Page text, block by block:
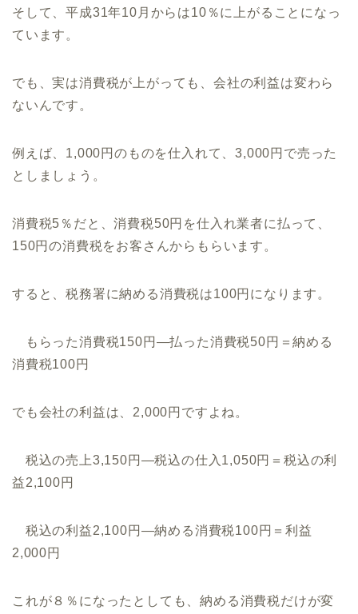
そして、平成31年10月からは10％に上がることになっ
ています。
でも、実は消費税が上がっても、会社の利益は変わら
ないんです。
例えば、1,000円のものを仕入れて、3,000円で売った
としましょう。
消費税5％だと、消費税50円を仕入れ業者に払って、
150円の消費税をお客さんからもらいます。
すると、税務署に納める消費税は100円になります。
もらった消費税150円―払った消費税50円＝納める
消費税100円
でも会社の利益は、2,000円ですよね。
税込の売上3,150円―税込の仕入1,050円＝税込の利
益2,100円
税込の利益2,100円―納める消費税100円＝利益
2,000円
これが８％になったとしても、納める消費税だけが変